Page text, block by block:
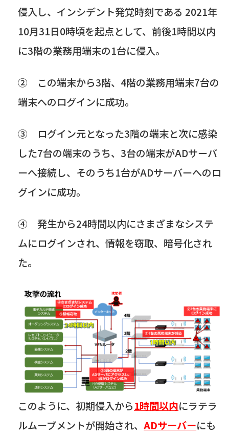
侵入し、インシデント発覚時刻である 2021年
10月31日0時頃を起点として、前後1時間以内
に3階の業務用端末の1台に侵入。
② この端末から3階、 4階の業務用端末7台の
端末へのログインに成功。
③ ログイン元となった3階の端末と次に感染
した7台の端末のうち、 3台の端末がADサーバ
ーへ接続し、そのうち1台がADサーバーへのロ
グインに成功。
④ 発生から24時間以内にさまざまなシステ
ムにログインされ、情報を窃取、暗号化され
た。
このように、初期侵入から1時間以内にラテラ
ルムーブメントが開始され、ADサーバーにも